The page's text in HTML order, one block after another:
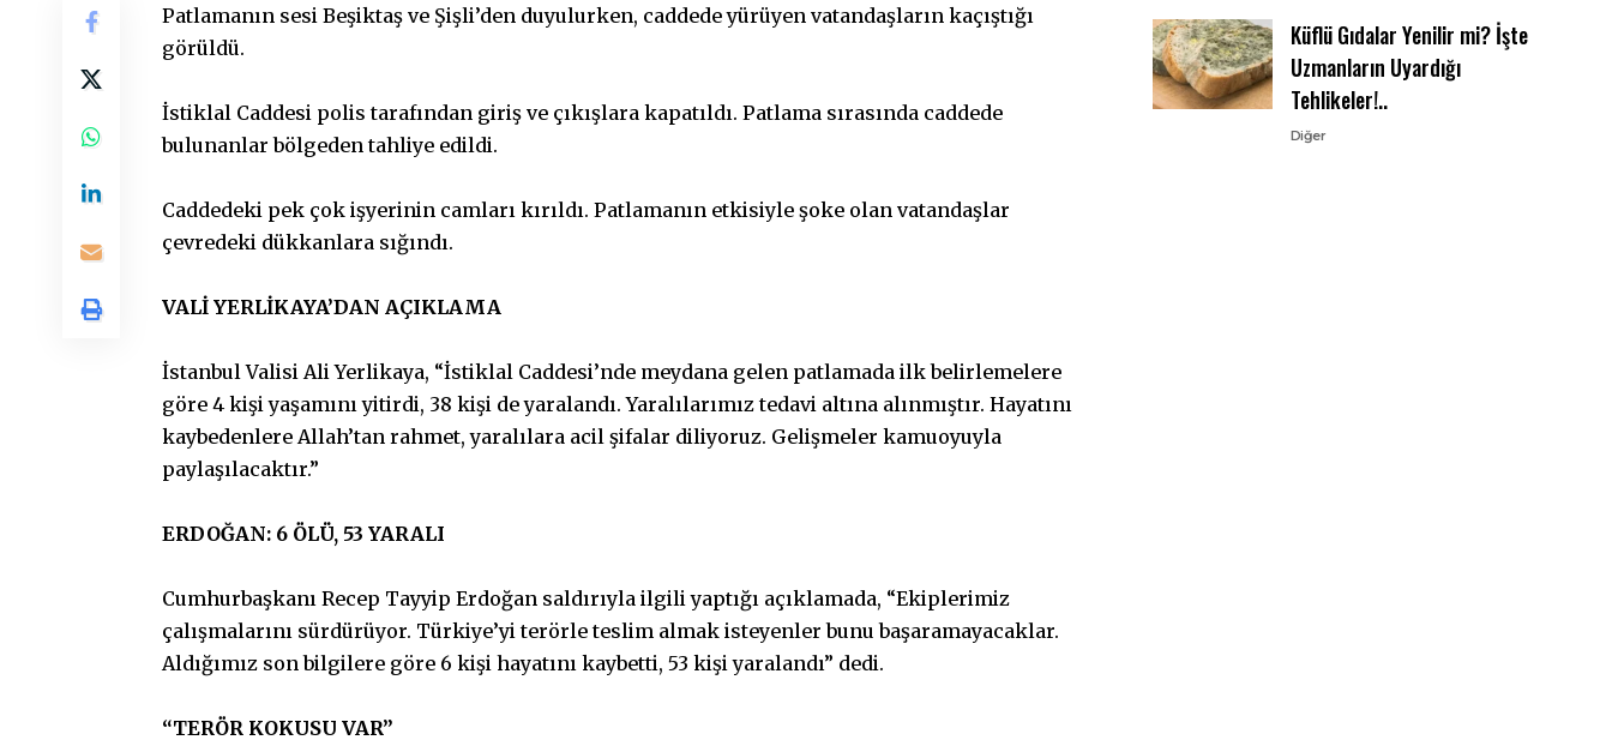
Patlamanın sesi Beşiktaş ve Şişli’den duyulurken, caddede yürüyen vatandaşların kaçıştığı
görüldü.
İstiklal Caddesi polis tarafından giriş ve çıkışlara kapatıldı. Patlama sırasında caddede
bulunanlar bölgeden tahliye edildi.
Caddedeki pek çok işyerinin camları kırıldı. Patlamanın etkisiyle şoke olan vatandaşlar
çevredeki dükkanlara sığındı.
VALİ YERLİKAYA’DAN AÇIKLAMA
İstanbul Valisi Ali Yerlikaya, “İstiklal Caddesi’nde meydana gelen patlamada ilk belirlemelere
göre 4 kişi yaşamını yitirdi, 38 kişi de yaralandı. Yaralılarımız tedavi altına alınmıştır. Hayatını
kaybedenlere Allah’tan rahmet, yaralılara acil şifalar diliyoruz. Gelişmeler kamuoyuyla
paylaşılacaktır.”
ERDOĞAN: 6 ÖLÜ, 53 YARALI
Cumhurbaşkanı Recep Tayyip Erdoğan saldırıyla ilgili yaptığı açıklamada, “Ekiplerimiz
çalışmalarını sürdürüyor. Türkiye’yi terörle teslim almak isteyenler bunu başaramayacaklar.
Aldığımız son bilgilere göre 6 kişi hayatını kaybetti, 53 kişi yaralandı” dedi.
“TERÖR KOKUSU VAR”
Küflü Gıdalar Yenilir mi? İşte
Uzmanların Uyardığı
Tehlikeler!..
Diğer